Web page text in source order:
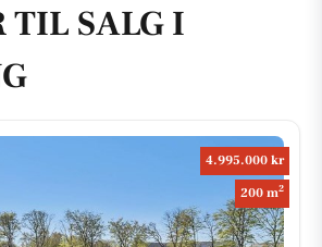
TIL SALG I
4.995.000 kr
200 m2